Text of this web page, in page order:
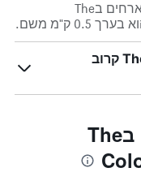
ניתן פשוט ללכת להיכל הסימפוניה למתארחים בThe
האם The Colonnade Hotel Back Bay קרוב
שאלות נפוצות למזמינים בThe